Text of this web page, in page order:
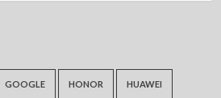
GOOGLE HONOR HUAWEI